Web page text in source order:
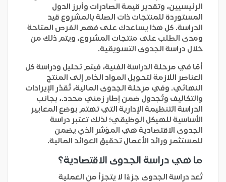
الرئيسيين، وتقدير قيمة الصادرات وأبرز الدول
المستوردة للمنتجات ذات الصلة بالمشروع قيد
الدراسة. كل هذا يساعدك على فهم الفرص المتاحة
ومدى الطلب على منتجات المشروع، ويتم ذلك من
خلال دراسة الجدوى التسويقية.
أمّا في مرحلة الدراسة الفنية، فيتم تحليل ودراسة كل
العناصر اللازمة لتحويل المواد الخام إلى المنتج
النهائي. وفي مرحلة الجدوى المالية، تُقدّر الإيرادات
والتكاليف وتُجدول ضمن إطار زمني محدد.، بجانب
الدراسة التنظيمة الإدارية التي تهتم بوضع المعايير
الأساسية للهيكل الوظيقي؛ لذلك تعتبر دراسة
الجدوى الاقتصادية هي المؤشر الذي يضمن
للمستثمر ورائد الأعمال تحقيق العوائد المالية.
ما هي دراسة الجدوى الاقتصادية؟
تُعد دراسة الجدوى جزءًا لا يتجزأ من العملية